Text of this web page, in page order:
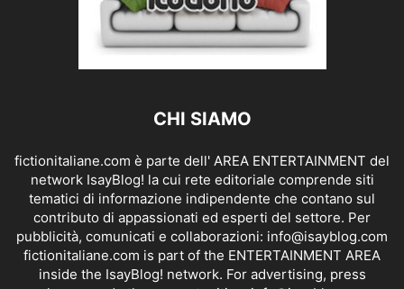
CHI SIAMO
fictionitaliane.com è parte dell' AREA ENTERTAINMENT del
network IsayBlog! la cui rete editoriale comprende siti
tematici di informazione indipendente che contano sul
contributo di appassionati ed esperti del settore. Per
pubblicità, comunicati e collaborazioni: info@isayblog.com
fictionitaliane.com is part of the ENTERTAINMENT AREA
inside the IsayBlog! network. For advertising, press